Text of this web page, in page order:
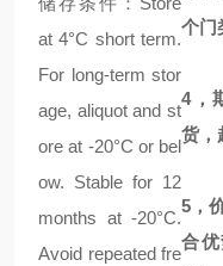
at 4°C short term.
For long-term stor
age, aliquot and st
ore at -20°C or bel
ow. Stable for 12
months at -20°C.
Avoid repeated fre
个门
4，
货，
5，
合